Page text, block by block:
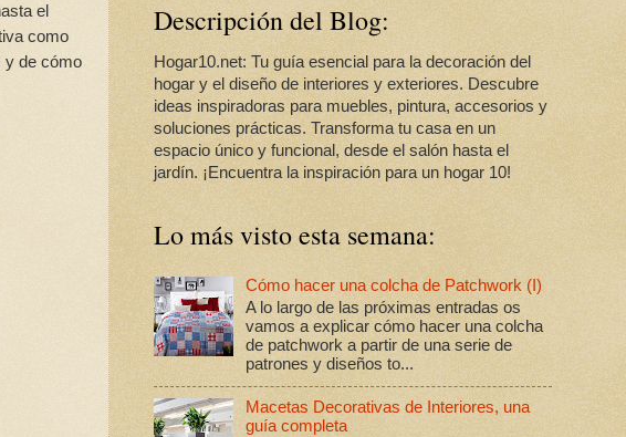
el
como
y de cómo
Descripción del Blog:
Hogar10.net: Tu guía esencial para la decoración del
hogar y el diseño de interiores y exteriores. Descubre
ideas inspiradoras para muebles, pintura, accesorios y
soluciones prácticas. Transforma tu casa en un
espacio único y funcional, desde el salón hasta el
jardín. ¡Encuentra la inspiración para un hogar 10!
Lo más visto esta semana:
Cómo hacer una colcha de Patchwork (I)
A lo largo de las próximas entradas os
vamos a explicar cómo hacer una colcha
de patchwork a partir de una serie de
patrones y diseños to...
Macetas Decorativas de Interiores, una
guía completa